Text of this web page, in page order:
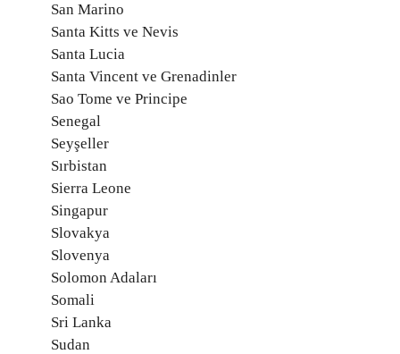
San Marino
Santa Kitts ve Nevis
Santa Lucia
Santa Vincent ve Grenadinler
Sao Tome ve Principe
Senegal
Seyşeller
Sırbistan
Sierra Leone
Singapur
Slovakya
Slovenya
Solomon Adaları
Somali
Sri Lanka
Sudan